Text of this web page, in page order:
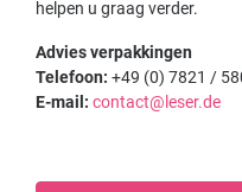
helpen u graag verder.
Advies verpakkingen
Telefoon: +49 (0) 7821 /
E-mail: contact@leser.de